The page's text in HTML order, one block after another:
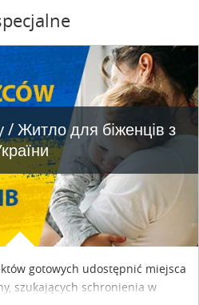
/ Житло для бiженцiв з
gotowych udostępnić miejsca
szukających schronienia w